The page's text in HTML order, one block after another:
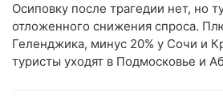
Осиповку после трагедии нет, но
отложенного снижения спроса.
Геленджика, минус 20% у Сочи и
туристы уходят в Подмосковье и